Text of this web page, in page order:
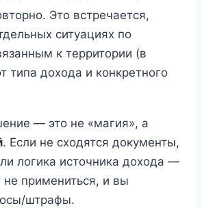
Это встречается,
ситуациях по
к территории (в
типа дохода и конкретного
— это не «магия», а
. Если не сходятся документы,
логика источника дохода —
примениться, и вы
штрафы.